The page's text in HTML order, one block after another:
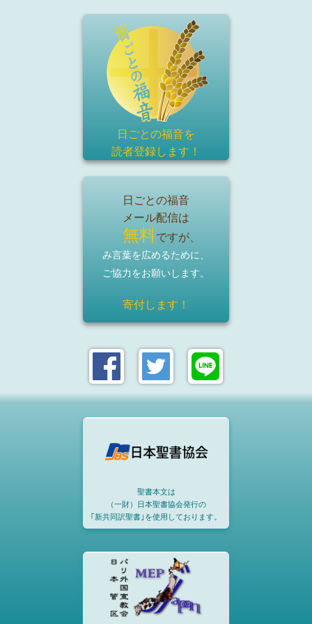
日ごとの福音を
読者登録します！
日ごとの福音
メール配信は
無料ですが、
み言葉を広めるために、
ご協力をお願いします。
寄付します！
聖書本文は
（一財）日本聖書協会発行の
｢新共同訳聖書｣を使用しております。